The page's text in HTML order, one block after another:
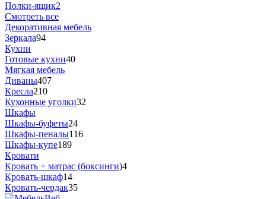
Полки-ящик2
Смотреть все
Декоративная мебель
Зеркала94
Кухни
Готовые кухни40
Мягкая мебель
Диваны407
Кресла210
Кухонные уголки32
Шкафы
Шкафы-буфеты24
Шкафы-пеналы116
Шкафы-купе189
Кровати
Кровать + матрас (боксинги)4
Кровать-шкаф14
Кровать-чердак35